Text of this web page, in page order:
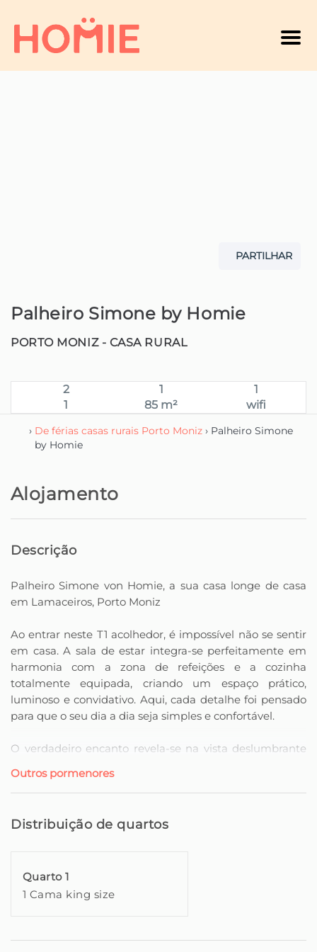
Menú
PARTILHAR
Palheiro Simone by Homie
PORTO MONIZ - CASA RURAL
2 1
1
1
85 m² wifi
› De férias casas rurais Porto Moniz› Palheiro Simone
by Homie
Alojamento
Descrição
Palheiro Simone von Homie, a sua casa longe de casa
em Lamaceiros, Porto Moniz
Ao entrar neste T1 acolhedor, é impossível não se sentir
em casa. A sala de estar integra-se perfeitamente em
harmonia com a zona de refeições e a cozinha
totalmente equipada, criando um espaço prático,
luminoso e convidativo. Aqui, cada detalhe foi pensado
para que o seu dia a dia seja simples e confortável.
O verdadeiro encanto revela-se na vista deslumbrante
refeição, pode deixar-se envolver pela paisagem única
que apenas a natureza da Madeira oferece.
Ao descer para o andar inferior, encontrará um espaço
com chuveiro. O ar condicionado garante o ambiente
perfeito para momentos de relaxamento após um dia
A partir deste piso, tem acesso à área exterior, onde
Outros pormenores
Distribuição de quartos
Quarto 1
1 Cama king size